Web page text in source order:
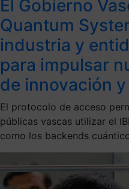
El Gobierno
Quantum
industria y
para impulsar
de innovación
El protocolo de acceso
públicas vascas utilizar el
como los backends